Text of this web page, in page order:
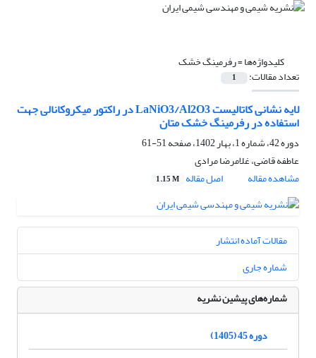
کلیدواژه‌ها =رفرمینگ خشک
تعداد مقالات: 1
لایه نشانی کاتالیست LaNiO3/Al2O3 در راکتور میکروکانالی جهت
استفاده در رفرمینگ خشک متان
دوره 42، شماره 1، بهار 1402، صفحه
51-61
عاطفه قاضی، غلامرضا مرادی
مشاهده مقاله
اصل مقاله 1.15 M
مقالات آماده انتشار
شماره جاری
شماره‌های پیشین نشریه
دوره 45 (1405)